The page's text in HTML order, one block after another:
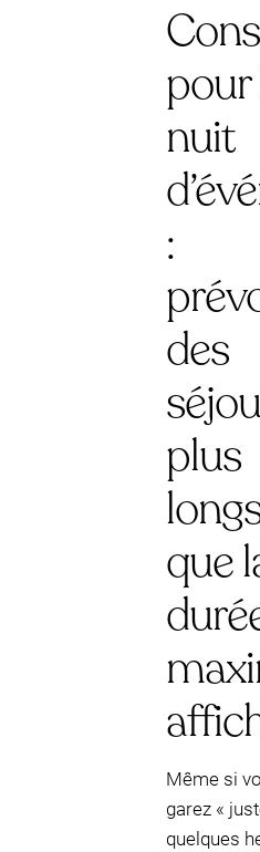
pour
nuit
:
des
plus
que
Même si
garez «
quelques